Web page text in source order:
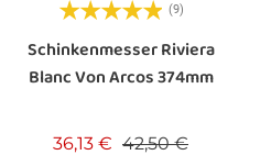
(9)
Schinkenmesser Riviera
Blanc Von Arcos 374mm
36,13 € Verkaufspreis
42,50 €Preis